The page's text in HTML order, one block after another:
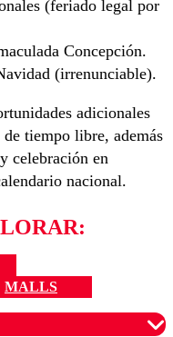
(feriado legal por
Concepción.
(irrenunciable).
adicionales
tiempo libre, además
celebración en
nacional.
MALLS